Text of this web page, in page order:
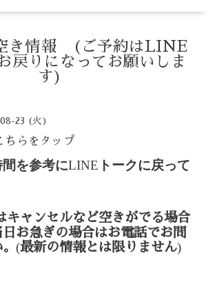
き情報 (ご予約はLINE
戻りになってお願いしま
す)
23 (火)
らをタップ
を参考にLINE トークに戻って
キャンセルなど空きがでる場合
お急ぎの場合はお電話でお問
(最新の情報とは限りません)